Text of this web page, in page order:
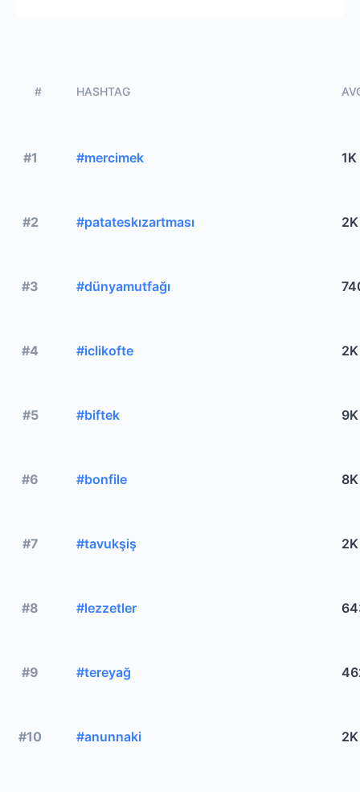
# HASHTAG
#1 #mercimek 1K
#2 #patateskızartması 2K
#3 #dünyamutfağı
#4 #iclikofte 2K
#5 #biftek 9K
#6 #bonfile 8K
#7 #tavukşiş 2K
#8 #lezzetler
#9 #tereyağ
#10 #anunnaki 2K